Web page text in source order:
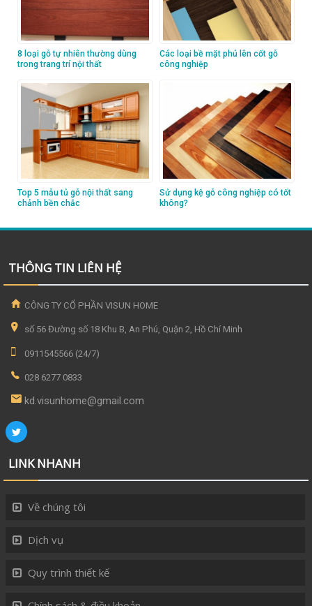
8 loại gỗ tự nhiên thường dùng
trong trang trí nội thất
Các loại bề mặt phủ lên cốt gỗ
công nghiệp
Top 5 mẫu tủ gỗ nội thất sang
chảnh bền chắc
Sử dụng kệ gỗ công nghiệp có tốt
không?
THÔNG TIN LIÊN HỆ
CÔNG TY CỔ PHẦN VISUN HOME
số 56 Đường số 18 Khu B, An Phú, Quận 2, Hồ Chí Minh
0911545566 (24/7)
028 6277 0833
kd.visunhome@gmail.com
LINK NHANH
Về chúng tôi
Dịch vụ
Quy trình thiết kế